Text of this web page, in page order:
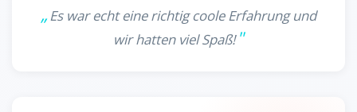
Es war echt eine richtig coole Erfahrung und
wir hatten viel Spaß!